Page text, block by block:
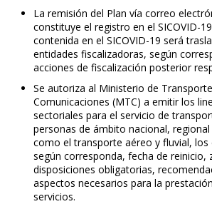
La remisión del Plan vía correo
constituye el registro en el SICOVID-
contenida en el SICOVID-19 será
entidades fiscalizadoras, según
acciones de fiscalización posterior
Se autoriza al Ministerio de
Comunicaciones (MTC) a emitir los
sectoriales para el servicio de
personas de ámbito nacional,
como el transporte aéreo y fluvial, los
según corresponda, fecha de reinicio,
disposiciones obligatorias,
aspectos necesarios para la
servicios.